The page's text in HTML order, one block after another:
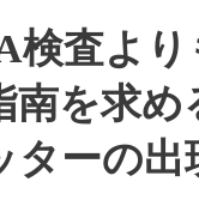
検査よ
南を求
ターの出